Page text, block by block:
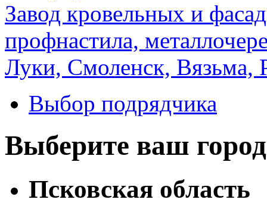
Завод кровельных и
профнастила,
Луки, Смоленск, Вязьма,
Выбор подрядчика
Выберите ваш город
Псковская область